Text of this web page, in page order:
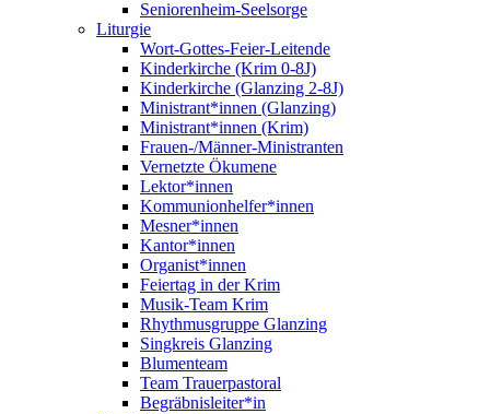
Seniorenheim-Seelsorge
Liturgie
Wort-Gottes-Feier-Leitende
Kinderkirche (Krim 0-8J)
Kinderkirche (Glanzing 2-8J)
Ministrant*innen (Glanzing)
Ministrant*innen (Krim)
Frauen-/Männer-Ministranten
Vernetzte Ökumene
Lektor*innen
Kommunionhelfer*innen
Mesner*innen
Kantor*innen
Organist*innen
Feiertag in der Krim
Musik-Team Krim
Rhythmusgruppe Glanzing
Singkreis Glanzing
Blumenteam
Team Trauerpastoral
Begräbnisleiter*in